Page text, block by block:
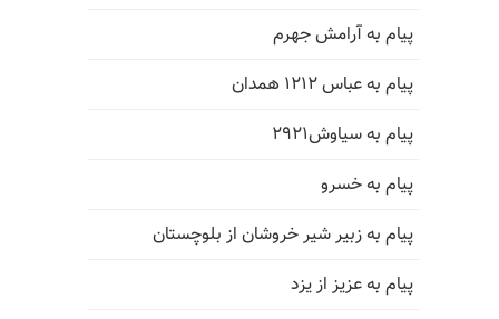
پیام به آرامش جهرم
پیام به عباس ۱۲۱۲ همدان
پیام به سیاوش۲۹۲۱
پیام به خسرو
پیام به زبیر شیر خروشان از بلوچستان
پیام به عزیز از یزد